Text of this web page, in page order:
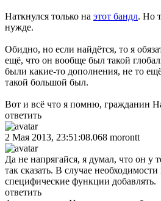
Наткнулся только на этот бандл. Но
нужде.
Обидно, но если найдётся, то я
ещё, что он вообще был такой
были какие-то дополнения, не то
такой большой был.
Вот и всё что я помню, гражданин
ответить
2 Мая 2013, 23:51:08.068 morontt
Да не напрягайся, я думал, что он у
так сказать. В случае
специфические функции добавлять.
ответить